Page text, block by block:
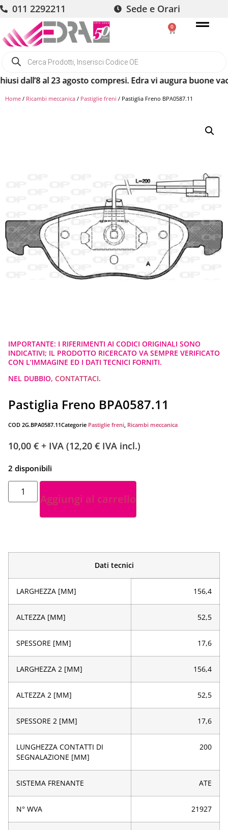
011 2292211 Sede e Orari
0
al 23 agosto compresi. Edra vi augura buone
Home / Ricambi meccanica / Pastiglie freni / Pastiglia Freno BPA0587.11
IMPORTANTE: I RIFERIMENTI AI CODICI ORIGINALI SONO
INDICATIVI; IL PRODOTTO RICERCATO VA SEMPRE VERIFICATO
CON L’IMMAGINE ED I DATI TECNICI FORNITI.
NEL DUBBIO, CONTATTACI.
Pastiglia Freno BPA0587.11
COD 2G.BPA0587.11Categorie Pastiglie freni, Ricambi meccanica
10,00 € + IVA (12,20 € IVA incl.)
2 disponibili
Aggiungi al carrello
Dati tecnici
LARGHEZZA [MM] 156,4
ALTEZZA [MM] 52,5
SPESSORE [MM] 17,6
LARGHEZZA 2 [MM] 156,4
ALTEZZA 2 [MM] 52,5
SPESSORE 2 [MM] 17,6
LUNGHEZZA CONTATTI DI
SEGNALAZIONE [MM]
200
SISTEMA FRENANTE ATE
N° WVA 21927